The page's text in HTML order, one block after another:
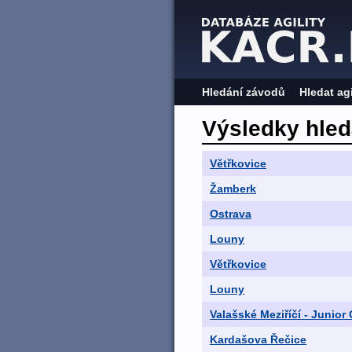
Hledání závodů Hledat
Výsledky
Větřkovice
Žamberk
Ostrava
Louny
Větřkovice
Louny
Valašské Meziříčí - Junior
Kardašova Řečice